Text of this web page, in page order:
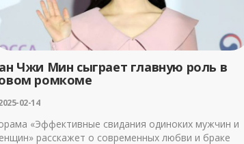
Чжи Мин сыграет главную роль в
ромкоме
02-14
«Эффективные свидания одиноких мужчин и
расскажет о современных любви и браке